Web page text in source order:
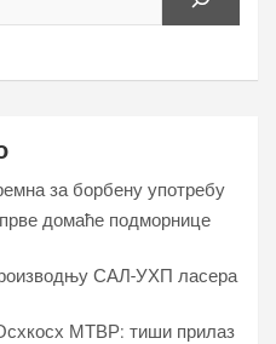
за борбену употребу
домаће подморнице
САЛ-УХП ласера
МТВР: тиши прилаз